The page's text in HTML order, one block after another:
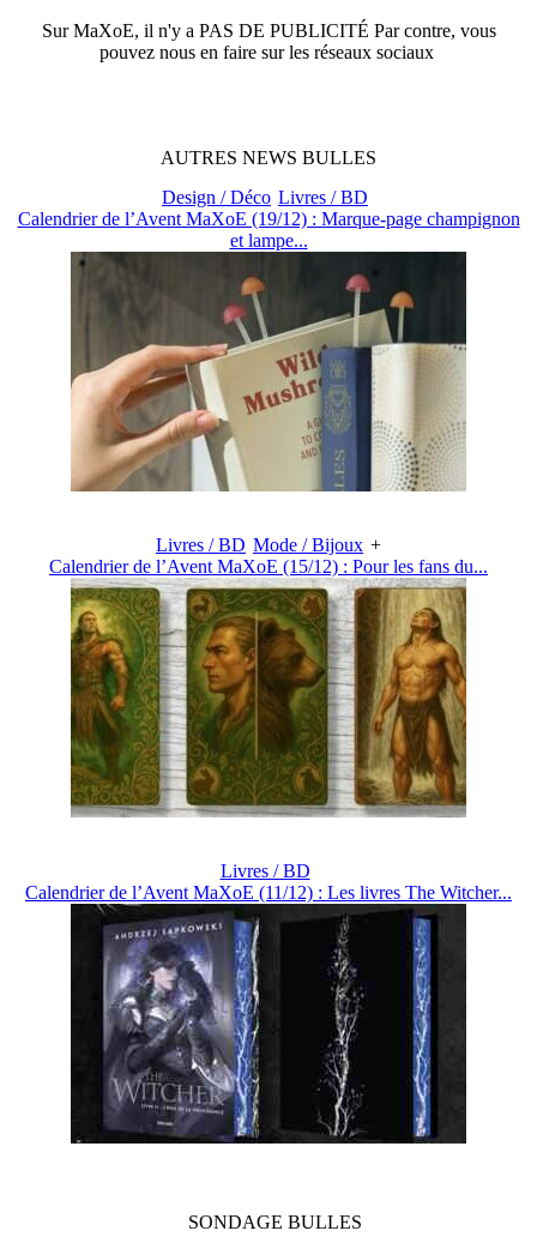
SurMaXoE, il n'y a PAS DE PUBLICITÉ Par contre, vous
pouvez nous en faire sur les réseaux sociaux
AUTRES NEWS BULLES
Design / Déco Livres / BD
Calendrier de l’Avent MaXoE (19/12) : Marque-page champignon
et lampe...
Livres / BD Mode / Bijoux +
Calendrier de l’Avent MaXoE (15/12) : Pour les fans du...
Livres / BD
Calendrier de l’Avent MaXoE (11/12) : Les livres The Witcher...
SONDAGE BULLES